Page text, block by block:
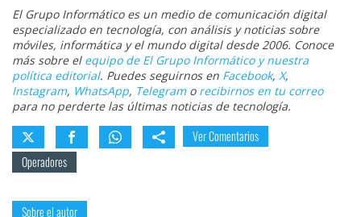
El Grupo Informático es un medio de comunicación digital
especializado en tecnología, con análisis y noticias sobre
móviles, informática y el mundo digital desde 2006. Conoce
más sobre el equipo de El Grupo Informático y nuestra
política editorial. Puedes seguirnos en Facebook, X,
Instagram, WhatsApp, Telegramo recibirnos en tu correo
para no perderte las últimas noticias de tecnología.
Ver Comentarios
Operadores
Sobre el autor